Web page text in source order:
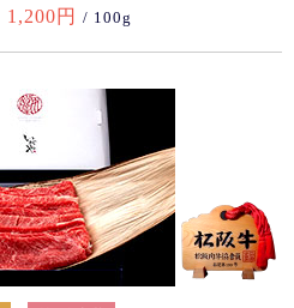
1,200円 / 100g